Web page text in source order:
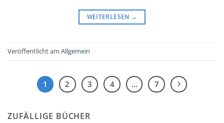
WEITERLESEN →
Veröffentlicht am Allgemein
1 2 3 4 … 7
ZUFÄLLIGE BÜCHER